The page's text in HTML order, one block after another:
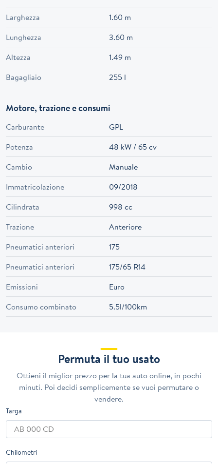
Larghezza
1.60 m
Lunghezza
3.60 m
Altezza
1.49 m
Bagagliaio
255 l
Motore, trazione e consumi
Carburante
GPL
Potenza
48 kW / 65 cv
Cambio
Manuale
Immatricolazione
09/2018
Cilindrata
998 cc
Trazione
Anteriore
Pneumatici anteriori
175
Pneumatici anteriori
175/65 R14
Emissioni
Euro
Consumo combinato
5.5l/100km
Permuta il tuo usato
Ottieni il miglior prezzo per la tua auto online, in pochi
minuti. Poi decidi semplicemente se vuoi permutare o
vendere.
Targa
Chilometri